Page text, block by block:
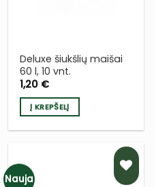
Deluxe šiukšlių maišai
60 l, 10 vnt.
1,20 €
Į KREPŠELĮ
Nauja